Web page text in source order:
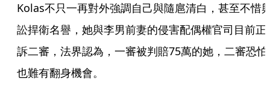
Kolas不只一再對外強調自己與隨扈清白，甚至不惜
訟捍衛名譽，她與李男前妻的侵害配偶權官司目前正
訴二審，法界認為，一審被判賠75萬的她，二審恐怕
也難有翻身機會。